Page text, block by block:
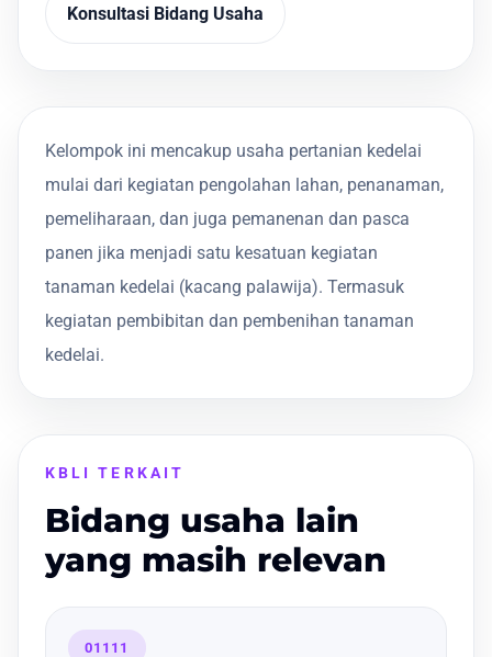
Konsultasi Bidang Usaha
Kelompok ini mencakup usaha pertanian kedelai
mulai dari kegiatan pengolahan lahan, penanaman,
pemeliharaan, dan juga pemanenan dan pasca
panen jika menjadi satu kesatuan kegiatan
tanaman kedelai (kacang palawija). Termasuk
kegiatan pembibitan dan pembenihan tanaman
kedelai.
KBLI TERKAIT
Bidang usaha lain
yang masih relevan
01111